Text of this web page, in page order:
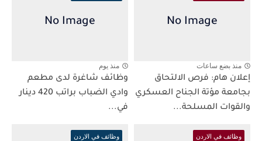
منذ بضع ساعات
إعلان هام: فرص الالتحاق
بجامعة مؤتة الجناح العسكري
والقوات المسلحة...
منذ يوم
وظائف شاغرة لدى مطعم
وادي الضباب براتب 420 دينار
في...
وظائف في الاردن وظائف في الاردن